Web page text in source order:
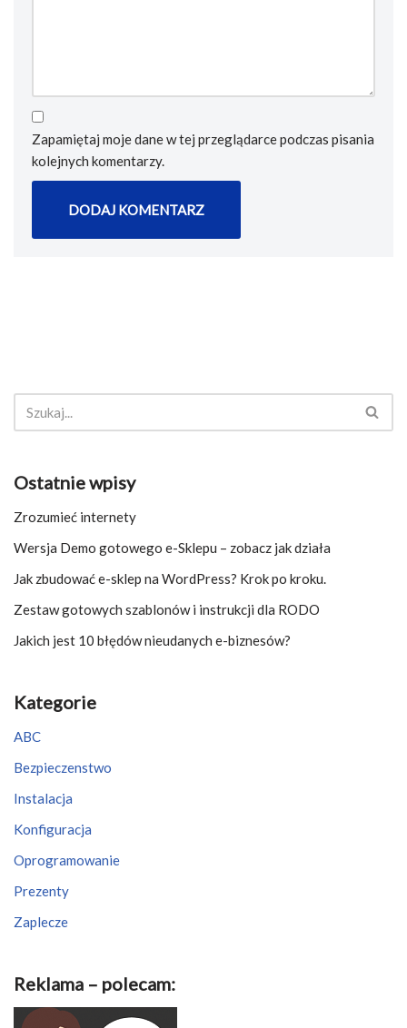
Zapamiętaj moje dane w tej przeglądarce podczas pisania
kolejnych komentarzy.
Ostatnie wpisy
Zrozumieć internety
Wersja Demo gotowego e-Sklepu – zobacz jak działa
Jak zbudować e-sklep na WordPress? Krok po kroku.
Zestaw gotowych szablonów i instrukcji dla RODO
Jakich jest 10 błędów nieudanych e-biznesów?
Kategorie
ABC
Bezpieczenstwo
Instalacja
Konfiguracja
Oprogramowanie
Prezenty
Zaplecze
Reklama – polecam: